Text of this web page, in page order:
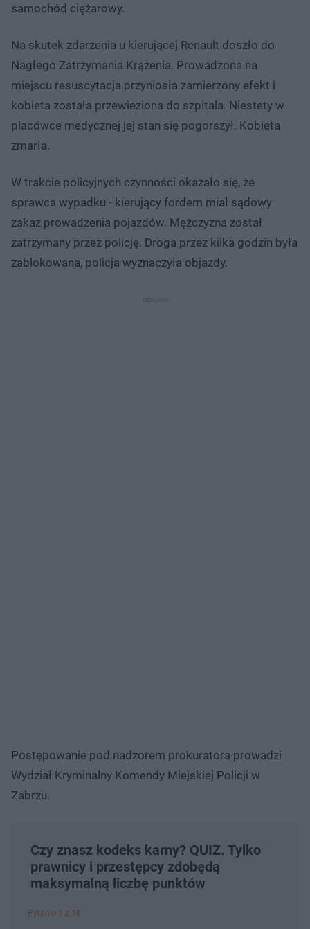
samochód ciężarowy.
Na skutek zdarzenia u kierującej Renault doszło do
Nagłego Zatrzymania Krążenia. Prowadzona na
miejscu resuscytacja przyniosła zamierzony efekt i
kobieta została przewieziona do szpitala. Niestety w
placówce medycznej jej stan się pogorszył. Kobieta
zmarła.
W trakcie policyjnych czynności okazało się, że
sprawca wypadku - kierujący fordem miał sądowy
zakaz prowadzenia pojazdów. Mężczyzna został
zatrzymany przez policję. Droga przez kilka godzin była
zablokowana, policja wyznaczyła objazdy.
Postępowanie pod nadzorem prokuratora prowadzi
Wydział Kryminalny Komendy Miejskiej Policji w
Zabrzu.
Czy znasz kodeks karny? QUIZ. Tylko
prawnicy i przestępcy zdobędą
maksymalną liczbę punktów
Pytanie 1 z 10